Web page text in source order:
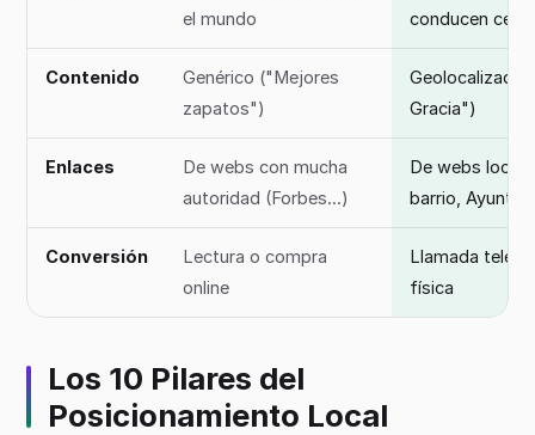
el mundo
conducen
Contenido
Genérico ("Mejores
zapatos")
Geolocalizado
Gracia")
Enlaces
De webs con mucha
autoridad (Forbes...)
De webs
barrio,
Conversión
Lectura o compra
online
Llamada
física
Los 10 Pilares del
Posicionamiento Local